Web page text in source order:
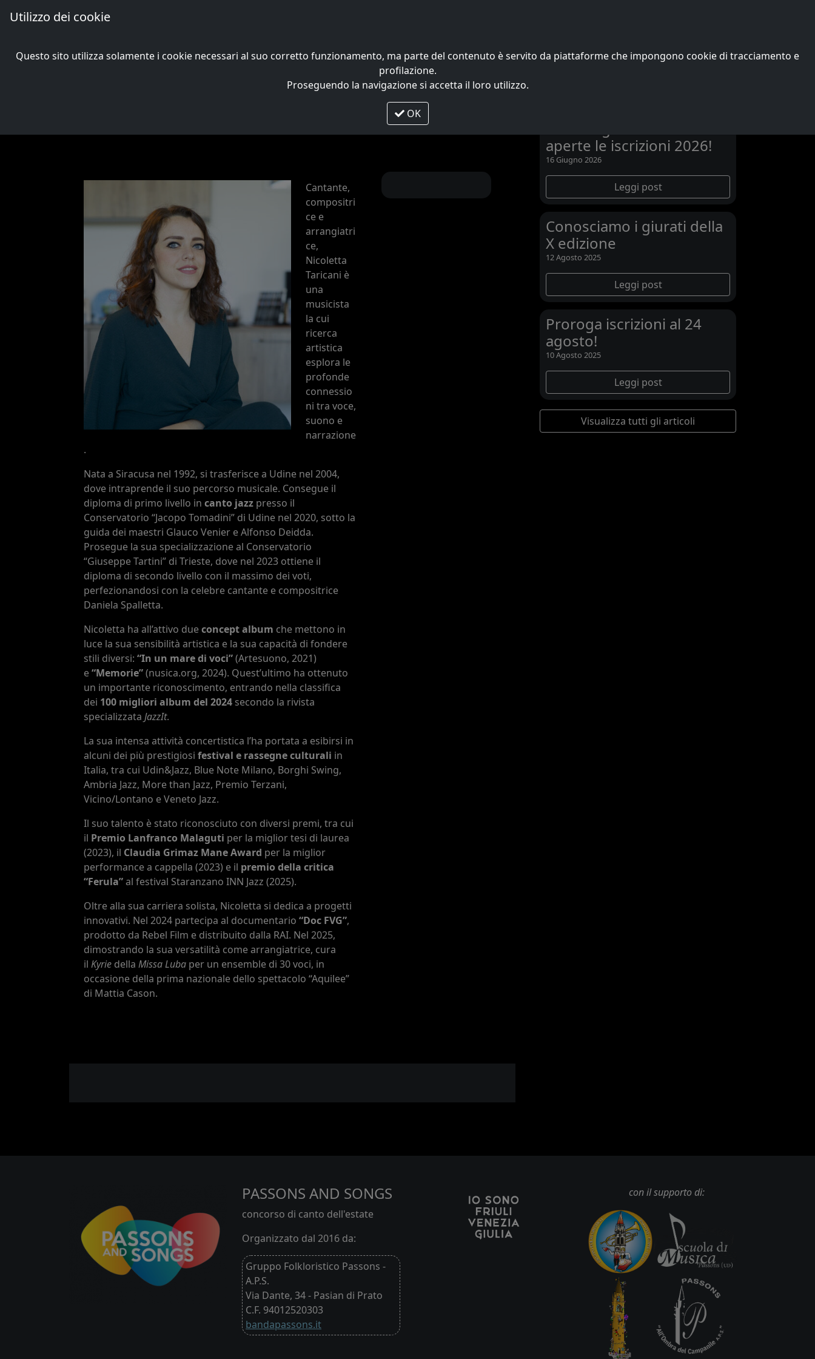
Passons and Songs
Utilizzo dei cookie
Questo sito utilizza solamente i cookie necessari al suo corretto funzionamento, ma parte del contenuto è servito da piattaforme che impongono cookie di tracciamento e
profilazione.
Proseguendo la navigazione si accetta il loro utilizzo.
OK
Cantante,
compositri
ce e
arrangiatri
ce,
Nicoletta
Taricani è
una
musicista
la cui
ricerca
artistica
esplora le
profonde
connessio
ni tra voce,
suono e
narrazione
.
Nata a Siracusa nel 1992, si trasferisce a Udine nel 2004,
dove intraprende il suo percorso musicale. Consegue il
diploma di primo livello in canto jazz presso il
Conservatorio “Jacopo Tomadini” di Udine nel 2020, sotto la
guida dei maestri Glauco Venier e Alfonso Deidda.
Prosegue la sua specializzazione al Conservatorio
“Giuseppe Tartini” di Trieste, dove nel 2023 ottiene il
diploma di secondo livello con il massimo dei voti,
perfezionandosi con la celebre cantante e compositrice
Daniela Spalletta.
Nicoletta ha all’attivo dueconcept album che mettono in
luce la sua sensibilità artistica e la sua capacità di fondere
stili diversi: “In un mare di voci”(Artesuono, 2021)
e“Memorie”(nusica.org, 2024). Quest’ultimo ha ottenuto
un importante riconoscimento, entrando nella classifica
dei 100 migliori album del 2024 secondo la rivista
specializzata JazzIt.
La sua intensa attività concertistica l’ha portata a esibirsi in
alcuni dei più prestigiosi festival e rassegne culturali in
Italia, tra cui Udin&Jazz, Blue Note Milano, Borghi Swing,
Ambria Jazz, More than Jazz, Premio Terzani,
Vicino/Lontano e Veneto Jazz.
Il suo talento è stato riconosciuto con diversi premi, tra cui
il Premio Lanfranco Malaguti per la miglior tesi di laurea
(2023), il Claudia Grimaz Mane Award per la miglior
performance a cappella (2023) e il premio della critica
“Ferula”al festival Staranzano INN Jazz (2025).
Oltre alla sua carriera solista, Nicoletta si dedica a progetti
innovativi. Nel 2024 partecipa al documentario “Doc FVG”,
prodotto da Rebel Film e distribuito dalla RAI. Nel 2025,
dimostrando la sua versatilità come arrangiatrice, cura
il Kyrie della Missa Luba per un ensemble di 30 voci, in
occasione della prima nazionale dello spettacolo “Aquilee”
di Mattia Cason.
aperte le iscrizioni 2026!
16 Giugno 2026
Leggi post
Conosciamo i giurati della
X edizione
12 Agosto 2025
Leggi post
Proroga iscrizioni al 24
agosto!
10 Agosto 2025
Leggi post
Visualizza tutti gli articoli
PASSONS AND SONGS
concorso di canto dell'estate
Organizzato dal 2016 da:
Gruppo Folkloristico Passons -
A.P.S.
Via Dante, 34 - Pasian di Prato
C.F. 94012520303
bandapassons.it
con il supporto di: